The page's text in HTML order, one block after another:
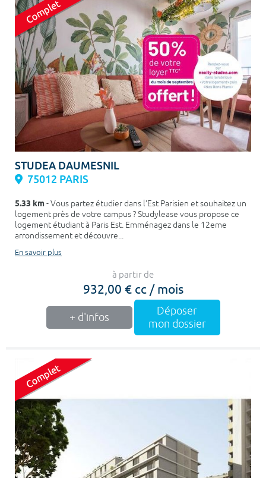
STUDEA DAUMESNIL
75012 PARIS
5.33 km- Vous partez étudier dans l’Est Parisien et souhaitez un
logement près de votre campus ? Studylease vous propose ce
logement étudiant à Paris Est. Emménagez dans le 12eme
arrondissement et découvre...
En savoir plus
à partir de
932,00 € cc / mois
+ d'infos
Déposer
mon dossier